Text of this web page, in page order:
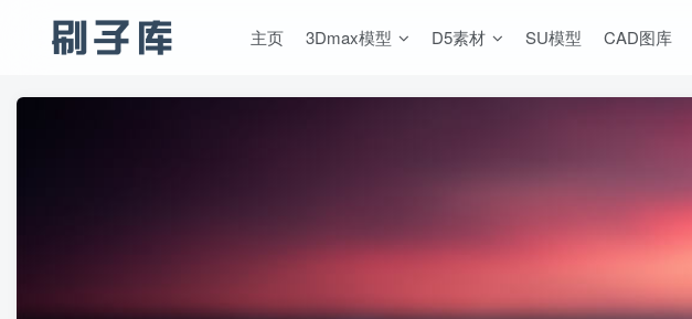
主页 3Dmax模型 D5素材 SU模型 CAD图库